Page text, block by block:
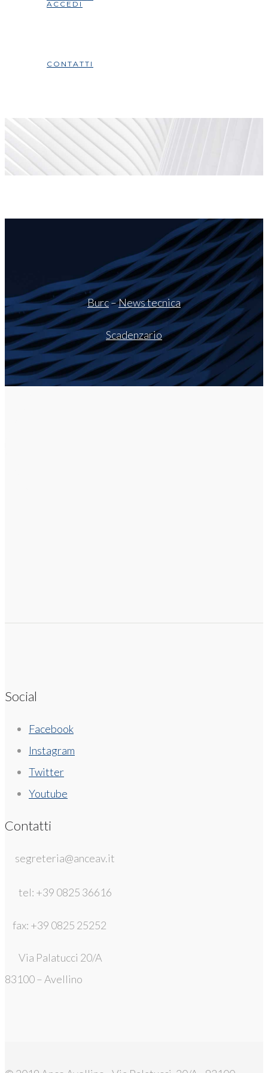
ACCEDI
CONTATTI
Burc–News tecnica
Scadenzario
Social
Facebook
Instagram
Twitter
Youtube
Contatti
segreteria@anceav.it
tel: +39 0825 36616
fax: +39 0825 25252
Via Palatucci 20/A
83100 – Avellino